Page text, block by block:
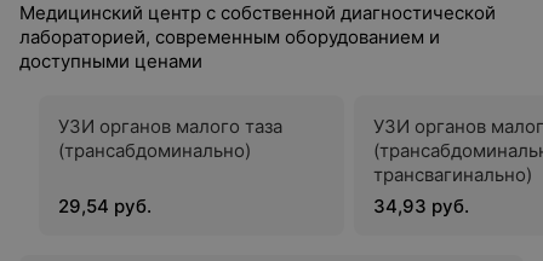
Медицинский центр с собственной диагностической
лабораторией, современным оборудованием и
доступными ценами
УЗИ органов малого таза
(трансабдоминально)
29,54 руб.
УЗИ органов
трансвагинально)
34,93 руб.